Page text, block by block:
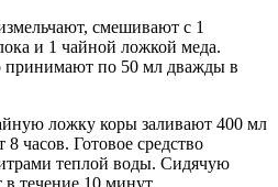
смешивают с 1
и 1 чайной ложкой меда.
принимают по 50 мл дважды в
ложку коры заливают 400 мл
часов. Готовое средство
теплой воды. Сидячую
течение 10 минут.